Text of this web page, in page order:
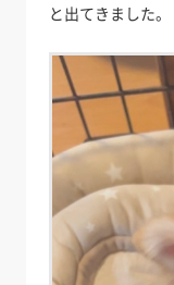
と出てきました。